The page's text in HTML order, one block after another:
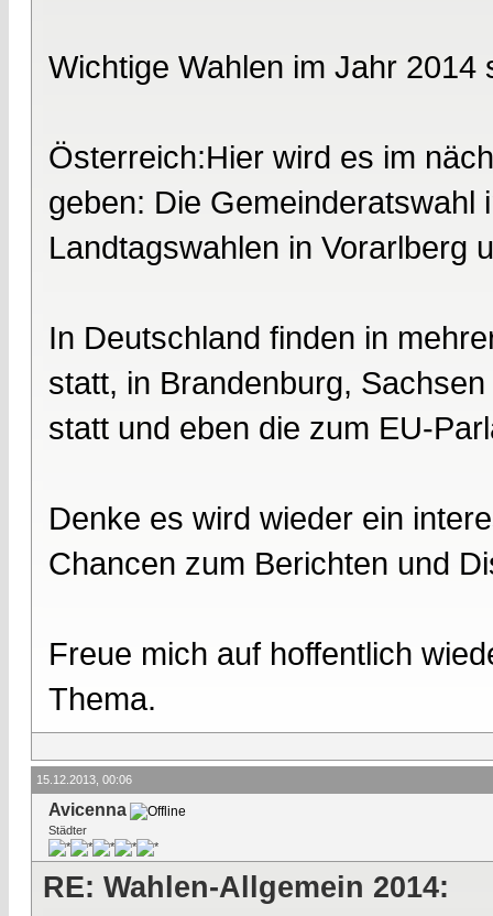
Wichtige Wahlen im Jahr 2014
Österreich:Hier wird es im
geben: Die Gemeinderatswahl
Landtagswahlen in Vorarlberg
In Deutschland finden in
statt, in Brandenburg,
statt und eben die zum EU-
Denke es wird wieder ein
Chancen zum Berichten und
Freue mich auf hoffentlich
Thema.
15.12.2013, 00:06
Avicenna
Städter
RE: Wahlen-Allgemein 2014: